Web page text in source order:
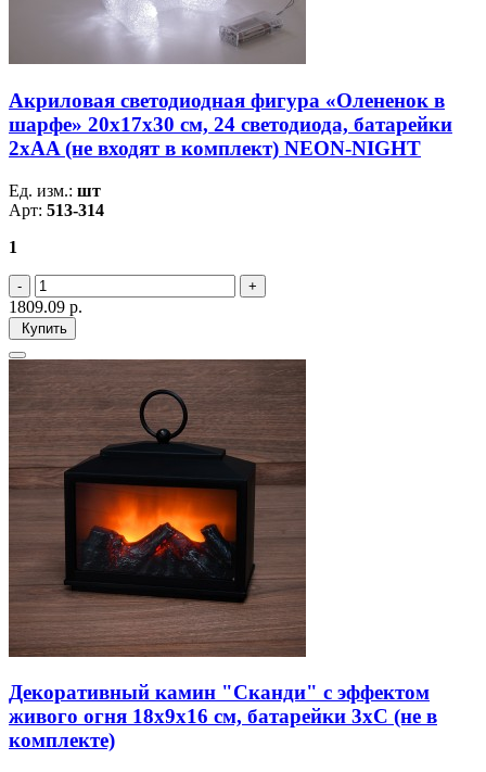
Акриловая светодиодная фигура «Олененок в
шарфе» 20х17х30 см, 24 светодиода, батарейки
2хAA (не входят в комплект) NEON-NIGHT
Ед. изм.: шт
Арт: 513-314
1
1809.09 р.
Купить
Декоративный камин "Сканди" с эффектом
живого огня 18х9х16 см, батарейки 3хС (не в
комплекте)